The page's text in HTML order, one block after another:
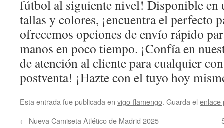
fútbol al siguiente nivel! Disponible en
tallas y colores, ¡encuentra el perfecto
ofrecemos opciones de envío rápido
manos en poco tiempo. ¡Confía en
de atención al cliente para cualquier
postventa! ¡Hazte con el tuyo hoy
Esta entrada fue publicada en vigo-flamengo. Guarda el enlace
← Nueva Camiseta Atlético de Madrid 2025